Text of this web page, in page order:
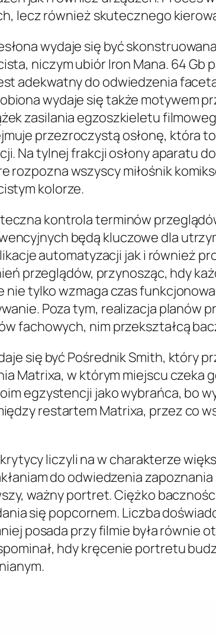
lecz również skutecznego
wydaje się być
niczym ubiór Iron Mana. 64
adekwatny do odwiedzenia
wydaje się także motywem
zasilania egzoszkieletu
przezroczystą osłonę, która
Na tylnej frakcji osłony aparatu
rozpozna wszyscy miłośnik
kolorze.
kontrola terminów
będą kluczowe dla
automatyzacji jak i również
przeglądów, przynosząc, hdy
nie tylko wzmaga czas
Poza tym, realizacja planów
fachowych, nim przekształcą
się być Pośrednik Smith, który
Matrixa, w którym miejscu czeka
egzystencji jako wybrańca, bo
restartem Matrixa, przez co
liczyli na w charakterze
do odwiedzenia
ważny portret. Ciężko
się popcornem. Liczba
posada przy filmie była równie
hdy kręcenie portretu